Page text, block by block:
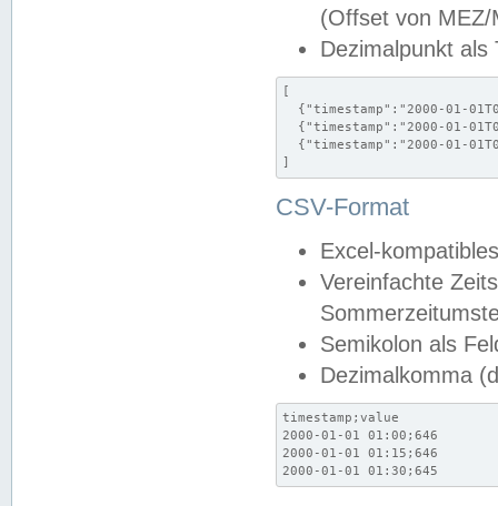
(Offset von MEZ/
Dezimalpunkt als
[
{"timestamp":"2000-01-
{"timestamp":"2000-01-
{"timestamp":"2000-01-
]
CSV-Format
Excel-
Vereinfachte
Semikolon als
Dezimalkomma
timestamp;value
2000-01-01 01:00;646
2000-01-01 01:15;646
2000-01-01 01:30;645